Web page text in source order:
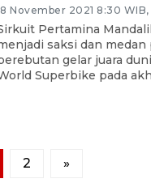
November 2021 8:30 WIB,
Pertamina
saksi dan
gelar juara
Superbike pada
2 »